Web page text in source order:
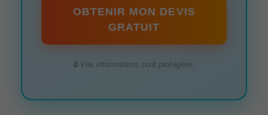
OBTENIR MON DEVIS
GRATUIT
🔒 Vos informations sont protégées.